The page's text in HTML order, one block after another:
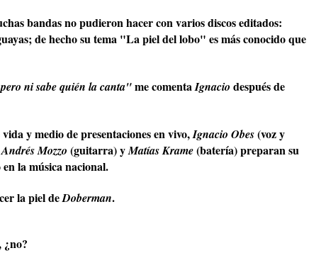
bandas no pudieron hacer con varios discos editados:
de hecho su tema "La piel del lobo" es más conocido que
ni sabe quién la canta"me comentaIgnacio después de
y medio de presentaciones en vivo,Ignacio Obes(voz y
Andrés Mozzo (guitarra) yMatías Krame(batería) preparan su
la música nacional.
la piel deDoberman.
¿no?